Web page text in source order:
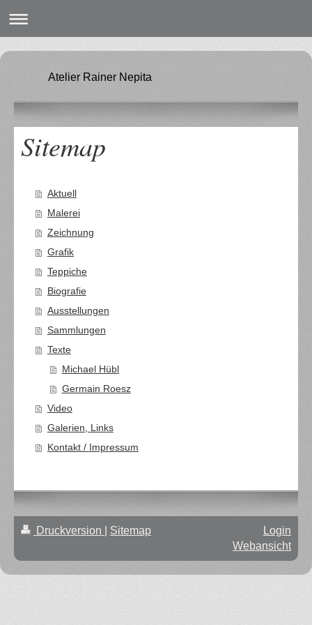
Atelier Rainer Nepita
Sitemap
Aktuell
Malerei
Zeichnung
Grafik
Teppiche
Biografie
Ausstellungen
Sammlungen
Texte
Michael Hübl
Germain Roesz
Video
Galerien, Links
Kontakt / Impressum
Druckversion Sitemap
Login
Webansicht